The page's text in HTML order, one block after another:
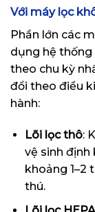
Với máy lọc
Phần lớn các
dụng hệ thống
theo chu kỳ
đổi theo điều
hành:
Lõi lọc thô:
vệ sinh định
khoảng 1–2
thú.